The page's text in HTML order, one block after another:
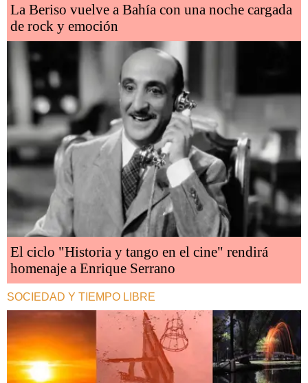
La Beriso vuelve a Bahía con una noche cargada
de rock y emoción
El ciclo "Historia y tango en el cine" rendirá
homenaje a Enrique Serrano
SOCIEDAD Y TIEMPO LIBRE